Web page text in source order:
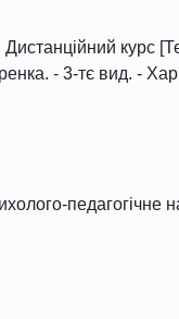
курс
- 3-тє вид. -
педагогічне